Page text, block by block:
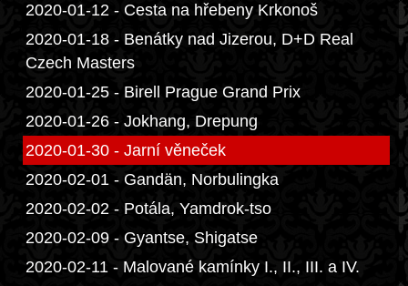
2020-01-12 - Cesta na hřebeny Krkonoš
2020-01-18 - Benátky nad Jizerou, D+D Real
Czech Masters
2020-01-25 - Birell Prague Grand Prix
2020-01-26 - Jokhang, Drepung
2020-01-30 - Jarní věneček
2020-02-01 - Gandän, Norbulingka
2020-02-02 - Potála, Yamdrok-tso
2020-02-09 - Gyantse, Shigatse
2020-02-11 - Malované kamínky I., II., III. a IV.